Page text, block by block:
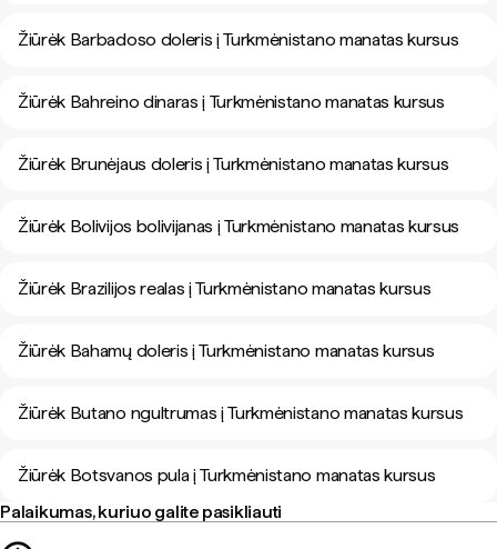
Žiūrėk Barbadoso doleris į Turkmėnistano manatas kursus
Žiūrėk Bahreino dinaras į Turkmėnistano manatas kursus
Žiūrėk Brunėjaus doleris į Turkmėnistano manatas kursus
Žiūrėk Bolivijos bolivijanas į Turkmėnistano manatas kursus
Žiūrėk Brazilijos realas į Turkmėnistano manatas kursus
Žiūrėk Bahamų doleris į Turkmėnistano manatas kursus
Žiūrėk Butano ngultrumas į Turkmėnistano manatas kursus
Žiūrėk Botsvanos pula į Turkmėnistano manatas kursus
Palaikumas, kuriuo galite pasikliauti